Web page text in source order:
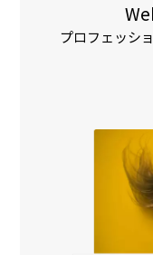
プロフェッシ